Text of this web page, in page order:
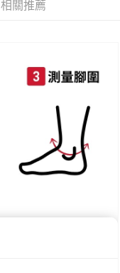
查看運費
相關推薦